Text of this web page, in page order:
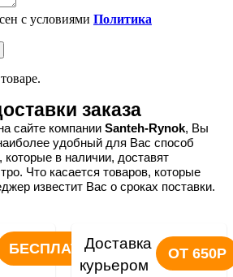
с условиями Политика
заказа
сайте компании Santeh-Rynok, Вы
удобный для Вас способ
которые в наличии, доставят
Что касается товаров, которые
известит Вас о сроках поставки.
БЕСПЛАТНОДоставка
курьером
ОТ 650Р